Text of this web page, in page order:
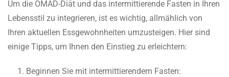
Um die OMAD-Diät und das intermittierende Fasten in Ihren
Lebensstil zu integrieren, ist es wichtig, allmählich von
Ihren aktuellen Essgewohnheiten umzusteigen. Hier sind
einige Tipps, um Ihnen den Einstieg zu erleichtern:
Beginnen Sie mit intermittierendem Fasten: